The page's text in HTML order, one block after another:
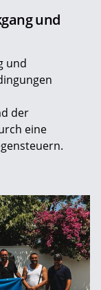
und
und
der
eine